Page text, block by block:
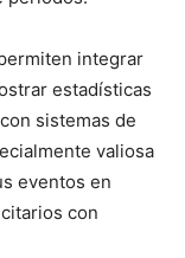
integrar
estadísticas
sistemas de
valiosa
eventos en
con